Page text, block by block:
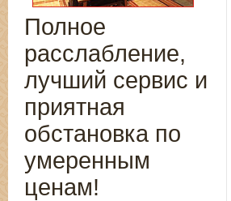
Полное
расслабление,
лучший сервис и
приятная
обстановка по
умеренным
ценам!